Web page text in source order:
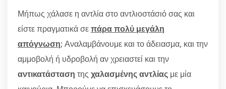
Μήπως χάλασε η αντλία στο αντλιοστάσιό σας και
είστε πραγματικά σεπάρα πολύ μεγάλη
απόγνωση; Αναλαμβάνουμε και το άδειασμα, και την
αμμοβολή ή υδροβολή αν χρειαστεί και την
αντικατάσταση της χαλασμένης αντλίας με μία